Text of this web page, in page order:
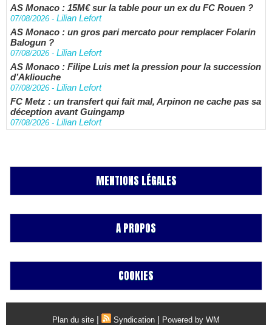
AS Monaco : 15M€ sur la table pour un ex du FC Rouen ?
07/08/2026 - Lilian Lefort
AS Monaco : un gros pari mercato pour remplacer Folarin
Balogun ?
07/08/2026 - Lilian Lefort
AS Monaco : Filipe Luis met la pression pour la succession
d’Akliouche
07/08/2026 - Lilian Lefort
FC Metz : un transfert qui fait mal, Arpinon ne cache pas sa
déception avant Guingamp
07/08/2026 - Lilian Lefort
MENTIONS LÉGALES
A PROPOS
COOKIES
Plan du site | Syndication | Powered by WM